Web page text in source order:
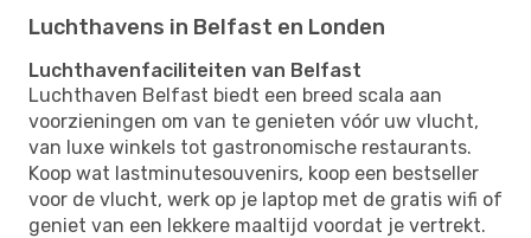
Luchthavens in Belfast en Londen
Luchthavenfaciliteiten van Belfast
Luchthaven Belfast biedt een breed scala aan
voorzieningen om van te genieten vóór uw vlucht,
van luxe winkels tot gastronomische restaurants.
Koop wat lastminutesouvenirs, koop een bestseller
voor de vlucht, werk op je laptop met de gratis wifi of
geniet van een lekkere maaltijd voordat je vertrekt.